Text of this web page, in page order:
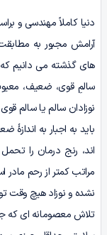
دنیا کاملاً مهندسی و
آرامش مجبور به
های گذشته می‌ دانیم
سالمِ قوی، ضعیف،
نوزادان سالم یا سالم
باید به اجبار به
اند، رنج درمان را
مراتب کمتر از رحم
نشده و نوزاد هیچ‌ وقت
تلاش معصومانه‌ ای که